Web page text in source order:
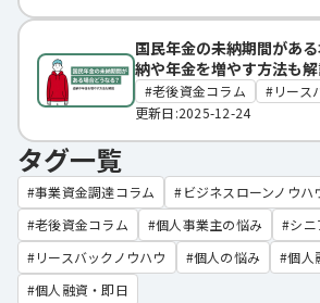
国民年金の未納期間があ
納や年金を増やす方法も
老後資金コラム
リース
更新日:2025-12-24
タグ一覧
事業資金調達コラム ビジネスローンノウハ
老後資金コラム
個人事業主の悩み
シニ
リースバックノウハウ
個人の悩み
個人
個人融資・即日